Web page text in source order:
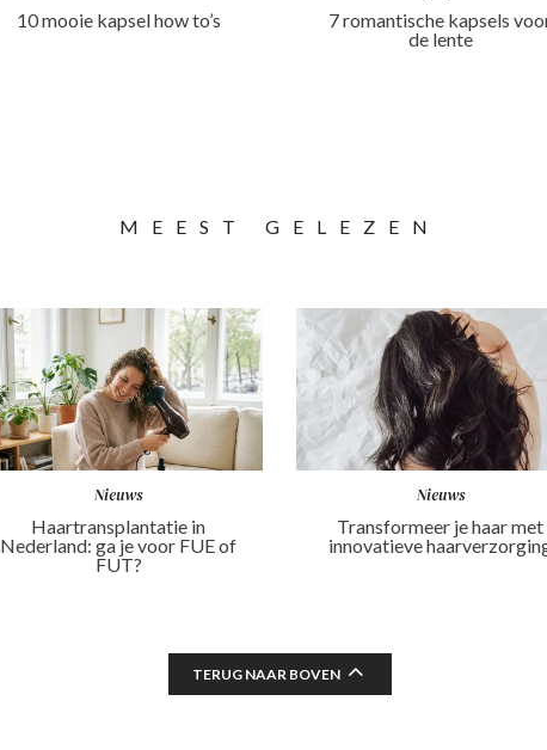
10 mooie kapsel how to’s
7 romantische kapsels
de lente
MEEST GELEZEN
Nieuws
Haartransplantatie in
Nederland: ga je voor FUE of
FUT?
Nieuws
Transformeer je haar met
innovatieve
TERUG NAAR BOVEN